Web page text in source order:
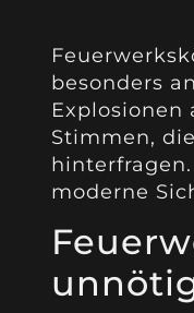
besonders
Stimmen,
moderne